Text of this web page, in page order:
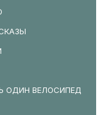
ОДИН ВЕЛОСИПЕД